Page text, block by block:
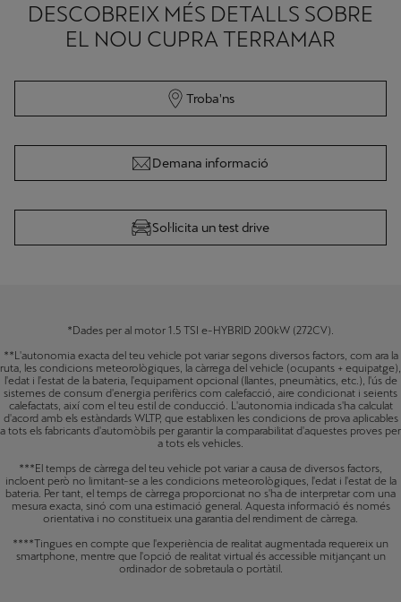
DESCOBREIX MÉS DETALLS SOBRE
EL NOU CUPRA TERRAMAR
Troba'ns
Demana informació
Sol·licita un test drive
*Dades per al motor 1.5 TSI e-HYBRID 200kW (272CV).
**L'autonomia exacta del teu vehicle pot variar segons diversos factors, com ara la
ruta, les condicions meteorològiques, la càrrega del vehicle (ocupants + equipatge),
l'edat i l'estat de la bateria, l'equipament opcional (llantes, pneumàtics, etc.), l'ús de
sistemes de consum d'energia perifèrics com calefacció, aire condicionat i seients
calefactats, així com el teu estil de conducció. L'autonomia indicada s'ha calculat
d'acord amb els estàndards WLTP, que establixen les condicions de prova aplicables
a tots els fabricants d'automòbils per garantir la comparabilitat d'aquestes proves per
a tots els vehicles.
***El temps de càrrega del teu vehicle pot variar a causa de diversos factors,
incloent però no limitant-se a les condicions meteorològiques, l'edat i l'estat de la
bateria. Per tant, el temps de càrrega proporcionat no s'ha de interpretar com una
mesura exacta, sinó com una estimació general. Aquesta informació és només
orientativa i no constitueix una garantia del rendiment de càrrega.
****Tingues en compte que l'experiència de realitat augmentada requereix un
smartphone, mentre que l'opció de realitat virtual és accessible mitjançant un
ordinador de sobretaula o portàtil.